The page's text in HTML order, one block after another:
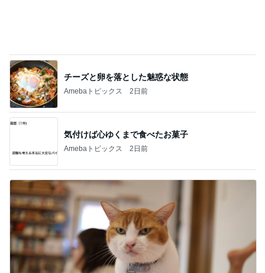
記事を読む
捨てたらお金がかかる不用品の値段
Amebaトピックス
52歳で挑戦したけどダメだった仕事
Amebaトピックス
絶対好きだと言われ頂いたお土産
Amebaトピックス 21時間前